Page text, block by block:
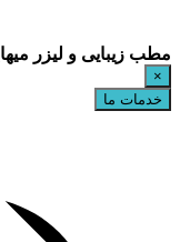
مطب زیبایی و لیزر میها
×
خدمات ما